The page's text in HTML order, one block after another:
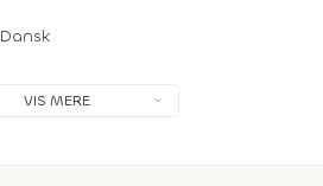
Dansk
VIS MERE